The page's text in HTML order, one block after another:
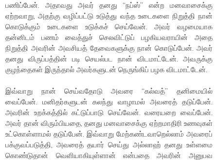
பணிப்பேன். அதாவது அவர் தனது “நப்ஸ்” என்ற மனவாசைக்கு
ஏற்றவாறு, அதற்கு வழிப்பட்டு உடுத்து வந்த உடைகளை நிறுத்தி நான்
கொடுக்கும் உடைகளை உடுக்கச் செய்வேன். அவர் வழமையாக
தன்னிடம் பணம் வைத்துச் செலவிட்டுப் பழகியவராயின் அதை
நிறுத்தி அவரின் அவசியத் தேவைகளுக்கு நான் கொடுப்பேன். அவர்
தனது விருப்பத்தின் படி செயல்பட நான் விடமாட்டேன். அவருக்கு
குழந்தைகள் இருந்தால் அவர்களுடன் நெருங்கிப் பழக விடமாட்டேன்.
இவ்வாறு நான் செய்வதோடு அவரை “கல்வத்” தனிமையில்
வைப்பேன். மனிதர்களுடன் கலந்து வாழாமல் அவரைத் தடுப்பேன்.
அவரின் உறக்கத்தில் கட்டுப்பாடு செய்வேன். வரையறை வைப்பேன்.
அவர் தான் விரும்பியதை, தனது மனவாசைக்கு ஏற்றமாதிரி உணவுகள்
உட்கொள்ளாமல் தடுப்பேன். இவ்வாறு மேற்கண்டவாறெல்லாம் அவரைப்
பக்குவப்படுத்தி, அவரைத் தயார் செய்து அல்லாஹ் தனது உள்ளமை
கொண்டுதான் வெளியாகியுள்ளான் என்பதை அவரின் அனுபவ